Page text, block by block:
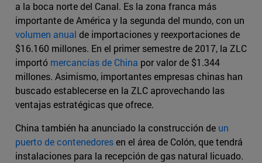
a la boca norte del Canal. Es la zona franca más
importante de América y la segunda del mundo, con un
volumen anual de importaciones y reexportaciones de
$16.160 millones. En el primer semestre de 2017, la ZLC
importó mercancías de China por valor de $1.344
millones. Asimismo, importantes empresas chinas han
buscado establecerse en la ZLC aprovechando las
ventajas estratégicas que ofrece.
China también ha anunciado la construcción de un
puerto de contenedoresen el área de Colón, que tendrá
instalaciones para la recepción de gas natural licuado.